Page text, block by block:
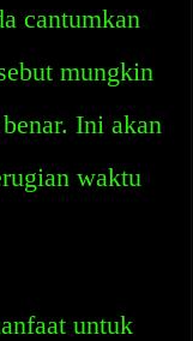
cantumkan
mungkin
Ini akan
waktu
untuk